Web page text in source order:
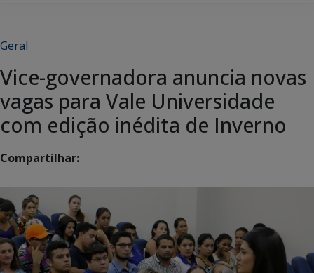
Geral
Vice-governadora anuncia novas
vagas para Vale Universidade
com edição inédita de Inverno
Compartilhar: